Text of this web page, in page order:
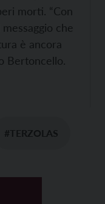
morti. “Con
che
è ancora
Bertoncello.
#TERZOLAS